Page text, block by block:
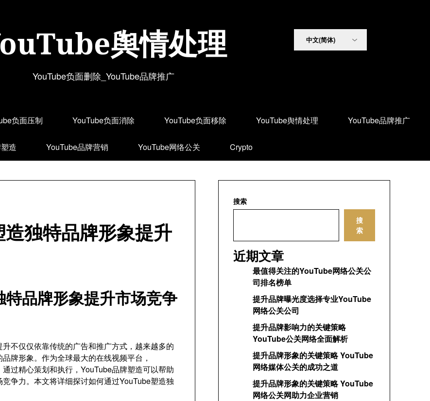
舆情处理
YouTube负面删除_YouTube品牌推广
负面压制 YouTube负面消除 YouTube负面移除 YouTube舆情处理 YouTube品牌推广
造 YouTube品牌营销 YouTube网络公关 Crypto
独特品牌形象提升
品牌形象提升市场竞争
不仅仅依靠传统的广告和推广方式，越来越多的
牌形象。作为全球最大的在线视频平台，
过精心策划和执行，YouTube品牌塑造可以帮助
争力。本文将详细探讨如何通过YouTube塑造独
搜索
搜
索
近期文章
最值得关注的YouTube网络公关公
司排名榜单
提升品牌曝光度选择专业YouTube
网络公关公司
提升品牌影响力的关键策略
YouTube公关网络全面解析
提升品牌形象的关键策略 YouTube
网络媒体公关的成功之道
提升品牌形象的关键策略 YouTube
网络公关网助力企业营销